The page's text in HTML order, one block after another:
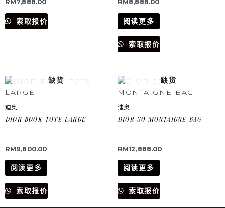
RM7,888.00
索取报价
RM8,888.00
阅读更多
索取报价
缺货
迪奥
DIOR BOOK TOTE LARGE
RM9,800.00
阅读更多
索取报价
缺货
迪奥
DIOR 30 MONTAIGNE BAG
RM12,888.00
阅读更多
索取报价